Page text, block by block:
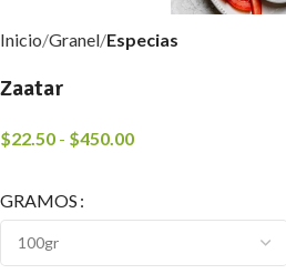
Inicio Granel Especias
Zaatar
$22.50 - $450.00
GRAMOS